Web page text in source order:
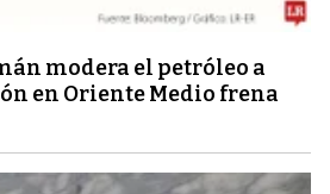
modera el petróleo a
en Oriente Medio frena